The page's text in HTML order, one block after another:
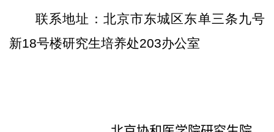
联系地址：北京市东城区东单三条九号
新18号楼研究生培养处203办公室